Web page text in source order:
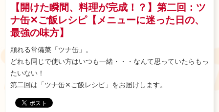
【開けた瞬間、料理が完成！？】第二回：ツ
ナ缶✕ご飯レシピ【メニューに迷った日の、
最強の味方】
頼れる常備菜「ツナ缶」。
どれも同じで使い方はいつも一緒・・・なんて思っていたらもっ
たいない！
第二回は「ツナ缶✕ご飯レシピ」をお届けします。